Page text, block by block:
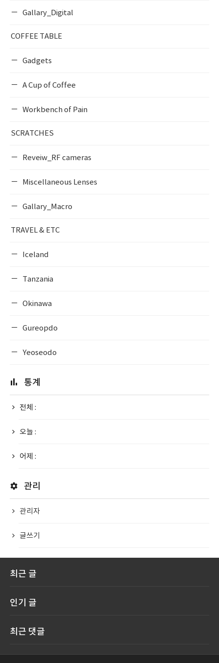
Gallary_Digital
COFFEE TABLE
Gadgets
A Cup of Coffee
Workbench of Pain
SCRATCHES
Reveiw_RF cameras
Miscellaneous Lenses
Gallary_Macro
TRAVEL & ETC
Iceland
Tanzania
Okinawa
Gureopdo
Yeoseodo
통계
전체 :
오늘 :
어제 :
관리
관리자
글쓰기
최근 글
인기 글
최근 댓글